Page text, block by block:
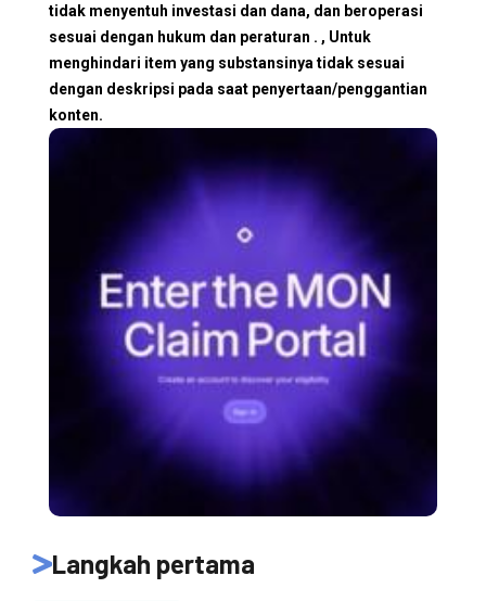
tidak menyentuh investasi dan dana, dan beroperasi
sesuai dengan hukum dan peraturan . , Untuk
menghindari item yang substansinya tidak sesuai
dengan deskripsi pada saat penyertaan/penggantian
konten.
Langkah pertama